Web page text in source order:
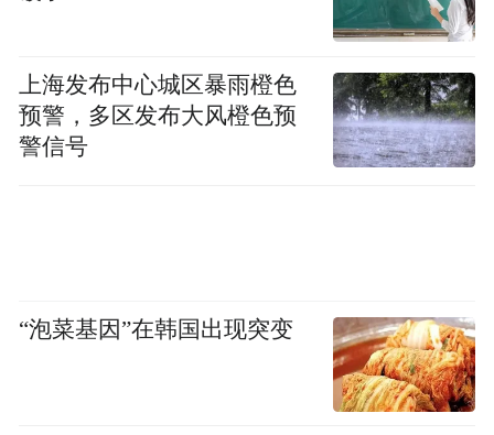
上海发布中心城区暴雨橙色
预警，多区发布大风橙色预
警信号
“泡菜基因”在韩国出现突变